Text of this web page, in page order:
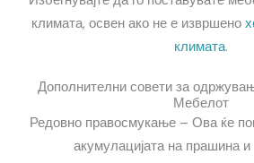
климата, освен ако не е извршено
климата.
Дополнителни совети за
Мебелот
Редовно правосмукање – Ова ќе
акумулацијата на прашина и